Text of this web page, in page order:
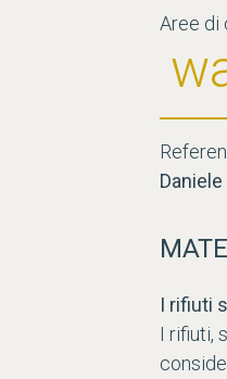
Aree di
Daniele
I rifiuti
I rifiuti,